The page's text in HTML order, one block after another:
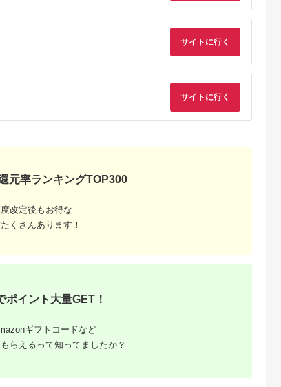
納
税
出典：ふるなび
ース 和歌山県 田辺市
【dal007】
寄付金額:9,000 円
出典：ふるなび
出典：楽天ふるさと
サイトに行く
サイトに行く
元率ランキングTOP300
改定後もお得な
くさんあります！
ポイント大量GET！
ギフトコードなど
らえるって知ってましたか？